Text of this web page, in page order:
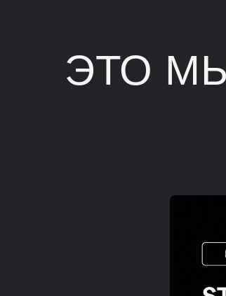
ЭТО